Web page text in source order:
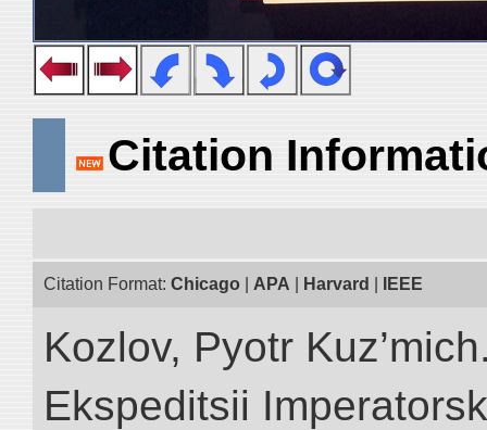
Citation
Citation Format: Chicago APA Harvard IEEE
Kozlov, Pyotr
Ekspeditsii